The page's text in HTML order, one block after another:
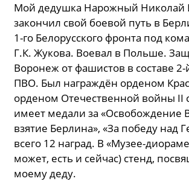
Мой дедушка Нарожный Николай
закончил свой боевой путь в
1-го Белорусского фронта под
Г.К. Жукова. Воевал в Польше.
Воронеж от фашистов в составе
ПВО. Был награждён орденом
орденом Отечественной войны II
имеет медали за «Освобождение
взятие Берлина», «За победу над
всего 12 наград. В «Музее-
может, есть и сейчас) стенд,
моему деду.